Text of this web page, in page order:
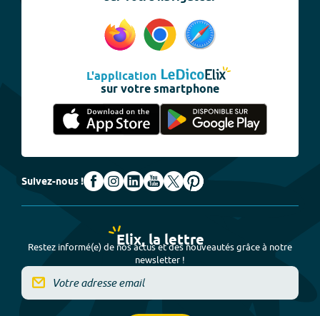
L'application
sur votre smartphone
Suivez-nous !
Elix, la lettre
Restez informé(e) de nos actus et des nouveautés grâce à notre
newsletter !